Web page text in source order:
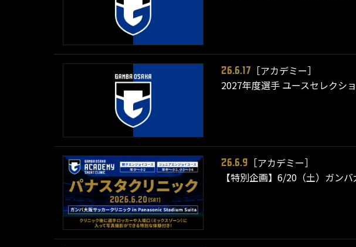
26.6.17
［アカデミー］
2027年度選手 ユースセレクシ
26.6.9
［アカデミー］
【特別企画】6/20（土）ガン